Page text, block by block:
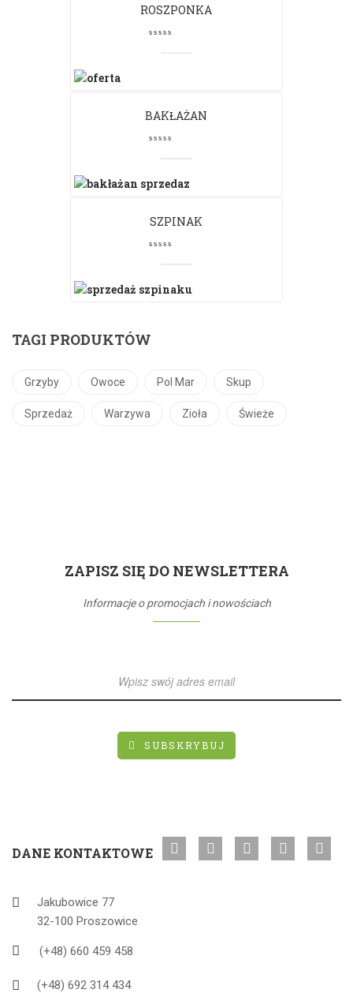
ROSZPONKA
BAKŁAŻAN
SZPINAK
TAGI PRODUKTÓW
Grzyby Owoce Pol Mar Skup
Sprzedaż Warzywa Zioła Świeże
ZAPISZ SIĘ DO NEWSLETTERA
Informacje o promocjach i nowościach
SUBSKRYBUJ
DANE KONTAKTOWE
Jakubowice 77
32-100 Proszowice
(+48) 660 459 458
(+48) 692 314 434